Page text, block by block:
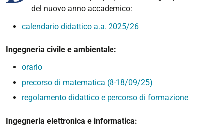
del nuovo anno accademico:
calendario didattico a.a. 2025/26
Ingegneria civile e ambientale:
orario
precorso di matematica (8-18/09/25)
regolamento didattico e percorso di formazione
Ingegneria elettronica e informatica: